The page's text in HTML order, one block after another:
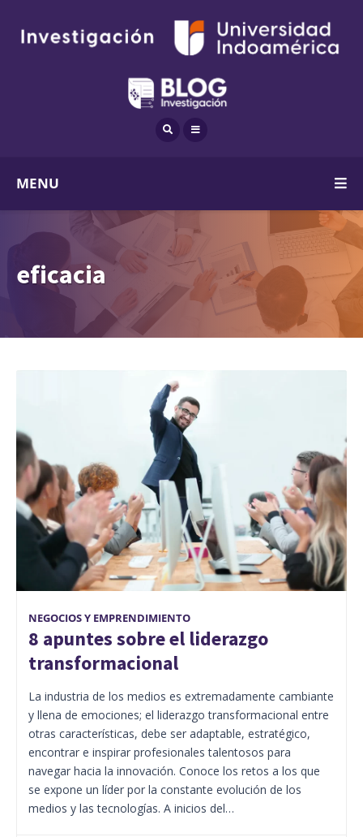
MENU
eficacia
NEGOCIOS Y EMPRENDIMIENTO
8 apuntes sobre el liderazgo
transformacional
La industria de los medios es extremadamente cambiante
y llena de emociones; el liderazgo transformacional entre
otras características, debe ser adaptable, estratégico,
encontrar e inspirar profesionales talentosos para
navegar hacia la innovación. Conoce los retos a los que
se expone un líder por la constante evolución de los
medios y las tecnologías. A inicios del…